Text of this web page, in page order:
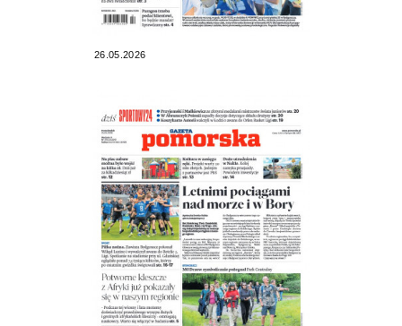
26.05.2026